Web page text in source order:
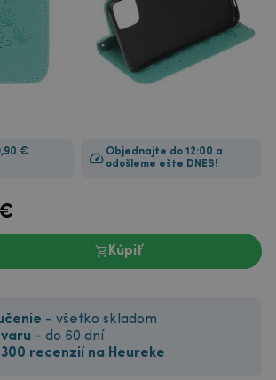
€
Objednajte do 12:00 a
odošleme ešte DNES!
Kúpiť
- všetko skladom
- do 60 dní
recenzií na Heureke